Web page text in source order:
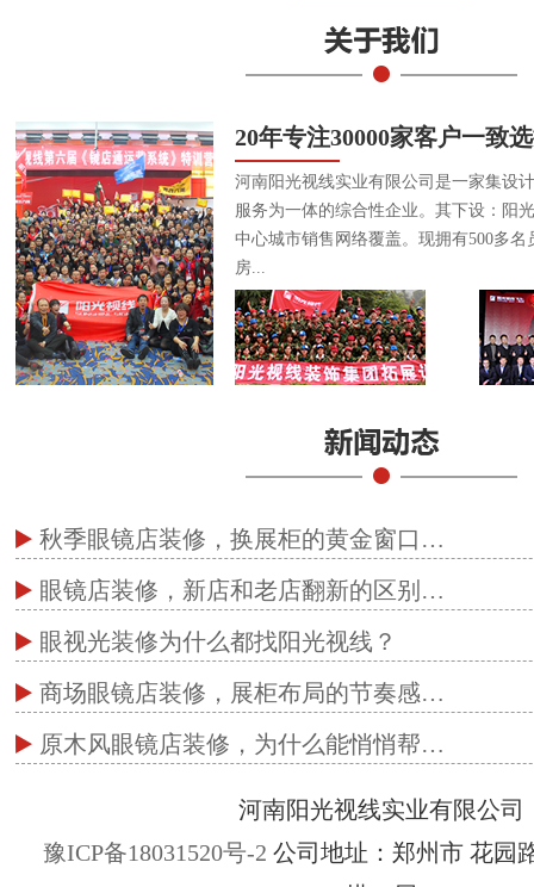
20年专注30000家客户一致
河南阳光视线实业有限公司是一家集设
服务为一体的综合性企业。其下设：阳
中心城市销售网络覆盖。现拥有500多
房...
秋季眼镜店装修，换展柜的黄金窗口…
眼镜店装修，新店和老店翻新的区别…
眼视光装修为什么都找阳光视线？
商场眼镜店装修，展柜布局的节奏感…
原木风眼镜店装修，为什么能悄悄帮…
河南阳光视线实业有限公司
豫ICP备18031520号-2 公司地址：郑州市 花园